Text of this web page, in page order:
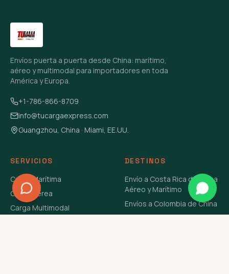
Envíos puerta a puerta desde China: marítimo,
aéreo y multimodal para importadores en toda
América y Europa.
+1-786-866-8709
info@tucargaexpress.com
Guangzhou, China · Miami, EE.UU.
SERVICIOS
Carga Marítima
Carga Aérea
Carga Multimodal
DESTINOS
Envío a Costa Rica de China
Aéreo y Marítimo
Envíos a Colombia de China